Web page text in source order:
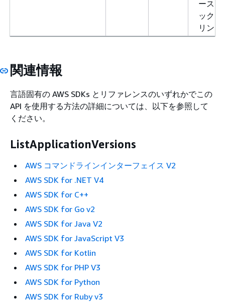
ースコ
ック
リンク
関連情報
言語固有の AWS SDKs とリファレンスのいずれかでこの
API を使用する方法の詳細については、以下を参照して
ください。
ListApplicationVersions
AWS コマンドラインインターフェイス V2
AWS SDK for .NET V4
AWS SDK for C++
AWS SDK for Go v2
AWS SDK for Java V2
AWS SDK for JavaScript V3
AWS SDK for Kotlin
AWS SDK for PHP V3
AWS SDK for Python
AWS SDK for Ruby v3